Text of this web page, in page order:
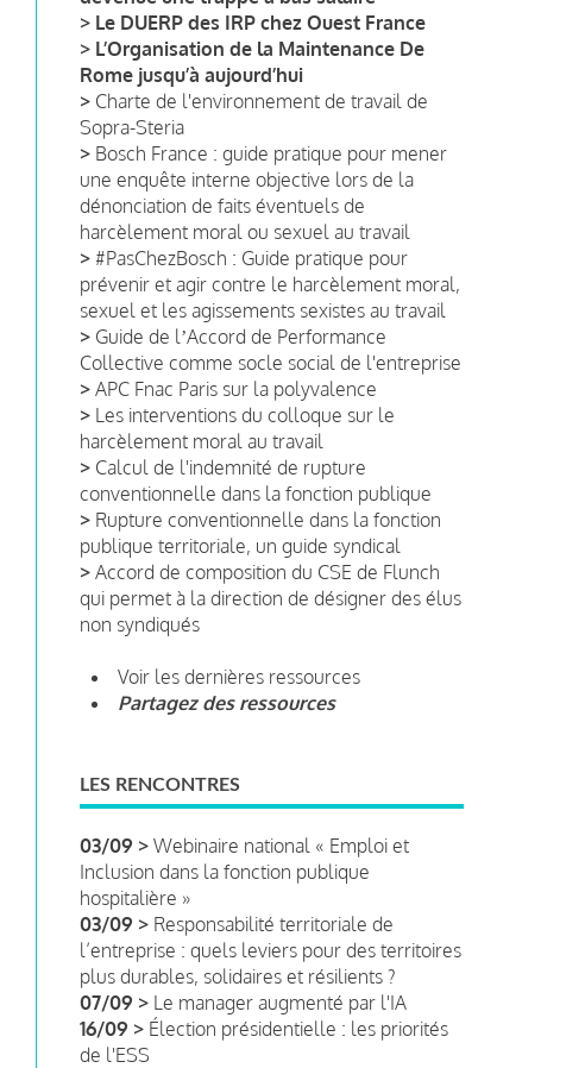
> Le DUERP des IRP chez Ouest France
> L’Organisation de la Maintenance De
Rome jusqu’à aujourd’hui
> Charte de l'environnement de travail de
Sopra-Steria
> Bosch France : guide pratique pour mener
une enquête interne objective lors de la
dénonciation de faits éventuels de
harcèlement moral ou sexuel au travail
> #PasChezBosch : Guide pratique pour
prévenir et agir contre le harcèlement moral,
sexuel et les agissements sexistes au travail
> Guide de lʼAccord de Performance
Collective comme socle social de l'entreprise
> APC Fnac Paris sur la polyvalence
> Les interventions du colloque sur le
harcèlement moral au travail
> Calcul de l'indemnité de rupture
conventionnelle dans la fonction publique
> Rupture conventionnelle dans la fonction
publique territoriale, un guide syndical
> Accord de composition du CSE de Flunch
qui permet à la direction de désigner des élus
non syndiqués
Voir les dernières ressources
Partagez des ressources
LES RENCONTRES
03/09 > Webinaire national « Emploi et
Inclusion dans la fonction publique
hospitalière »
03/09 > Responsabilité territoriale de
l’entreprise : quels leviers pour des territoires
plus durables, solidaires et résilients ?
07/09 > Le manager augmenté par l'IA
16/09 > Élection présidentielle : les priorités
de l'ESS